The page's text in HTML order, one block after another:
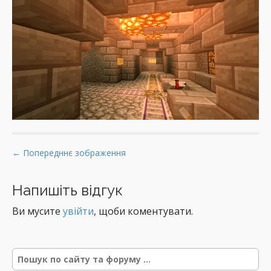
P
s
t
n
v
i
← Попередннє зображення
Напишіть відгук
Ви мусите увійти, щоби коментувати.
Р